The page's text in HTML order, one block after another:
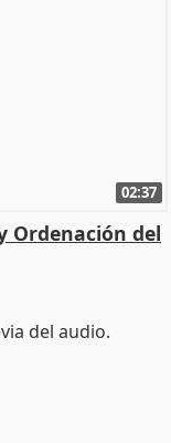
02:37
Ordenación del